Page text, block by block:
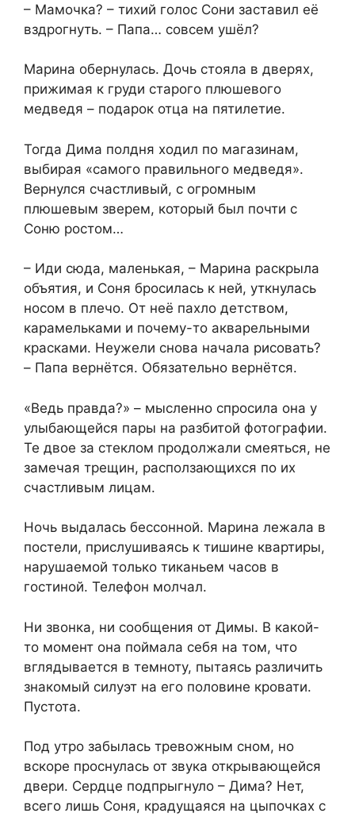
– Мамочка? – тихий голос Сони заставил её
вздрогнуть. – Папа… совсем ушёл?
Марина обернулась. Дочь стояла в дверях,
прижимая к груди старого плюшевого
медведя – подарок отца на пятилетие.
Тогда Дима полдня ходил по магазинам,
выбирая «самого правильного медведя».
Вернулся счастливый, с огромным
плюшевым зверем, который был почти с
Соню ростом…
– Иди сюда, маленькая, – Марина раскрыла
объятия, и Соня бросилась к ней, уткнулась
носом в плечо. От неё пахло детством,
карамельками и почему-то акварельными
красками. Неужели снова начала рисовать?
– Папа вернётся. Обязательно вернётся.
«Ведь правда?» – мысленно спросила она у
улыбающейся пары на разбитой фотографии.
Те двое за стеклом продолжали смеяться, не
замечая трещин, расползающихся по их
счастливым лицам.
Ночь выдалась бессонной. Марина лежала в
постели, прислушиваясь к тишине квартиры,
нарушаемой только тиканьем часов в
гостиной. Телефон молчал.
Ни звонка, ни сообщения от Димы. В какой-
то момент она поймала себя на том, что
вглядывается в темноту, пытаясь различить
знакомый силуэт на его половине кровати.
Пустота.
Под утро забылась тревожным сном, но
вскоре проснулась от звука открывающейся
двери. Сердце подпрыгнуло – Дима? Нет,
всего лишь Соня, крадущаяся на цыпочках с